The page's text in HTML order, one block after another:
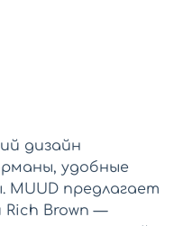
дизайн
удобные
MUUD предлагает
Brown —